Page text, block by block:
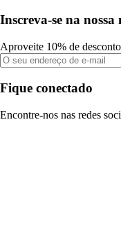
Inscreva-se na nossa
Aproveite 10% de
Fique conectado
Encontre-nos nas redes